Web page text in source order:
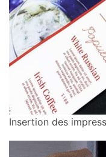
Insertion des